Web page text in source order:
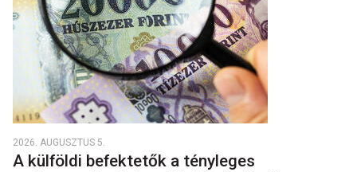
2026. AUGUSZTUS 5.
A külföldi befektetők a tényleges